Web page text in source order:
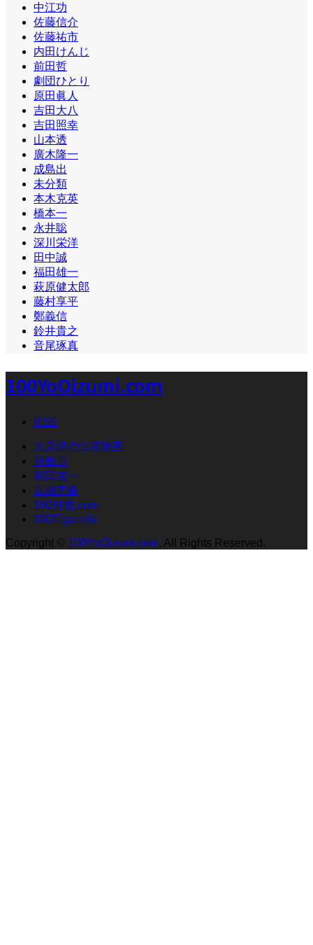
中江功
佐藤信介
佐藤祐市
内田けんじ
前田哲
劇団ひとり
原田眞人
吉田大八
吉田照幸
山本透
廣木隆一
成島出
未分類
本木克英
橋本一
永井聡
深川栄洋
田中誠
福田雄一
萩原健太郎
藤村享平
鄭義信
鈴井貴之
音尾琢真
100YoOizumi.com
RSS
大泉洋の出演映画
阿部寛
岡田准一
高畑充希
100俳優.com
100Eiga.info
Copyright © 100YoOizumi.com. All Rights Reserved.